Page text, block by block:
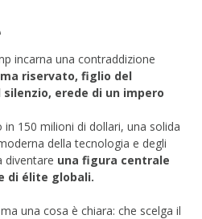
incarna una contraddizione
riservato, figlio del
erede di un impero
150 milioni di dollari, una solida
della tecnologia e degli
diventare una figura centrale
di élite globali.
una cosa è chiara: che scelga il